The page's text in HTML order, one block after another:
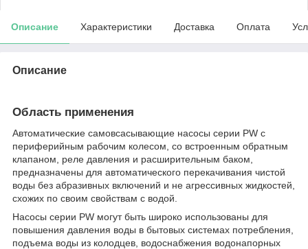
Описание Характеристики Доставка Оплата
Описание
Область применения
Автоматические самовсасывающие насосы серии PW с
периферийным рабочим колесом, со встроенным обратным
клапаном, реле давления и расширительным баком,
предназначены для автоматического перекачивания чистой
воды без абразивных включений и не агрессивных жидкостей,
схожих по своим свойствам с водой.
Насосы серии PW могут быть широко использованы для
повышения давления воды в бытовых системах потребления,
подъема воды из колодцев, водоснабжения водонапорных